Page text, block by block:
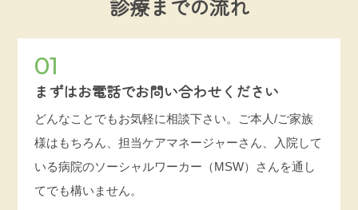
診療までの流れ
01
まずはお電話でお問い合わせください
どんなことでもお気軽に相談下さい。ご本人/ご家族
様はもちろん、担当ケアマネージャーさん、入院して
いる病院のソーシャルワーカー（MSW）さんを通し
てでも構いません。